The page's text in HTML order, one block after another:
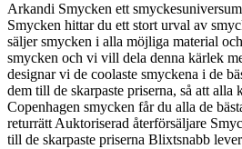
Arkandi Smycken ett
Smycken hittar du ett stort urval av
säljer smycken i alla möjliga material
smycken och vi vill dela denna kärlek
designar vi de coolaste smyckena i de
dem till de skarpaste priserna, så att alla
Copenhagen smycken får du alla de
returrätt Auktoriserad återförsäljare
till de skarpaste priserna Blixtsnabb